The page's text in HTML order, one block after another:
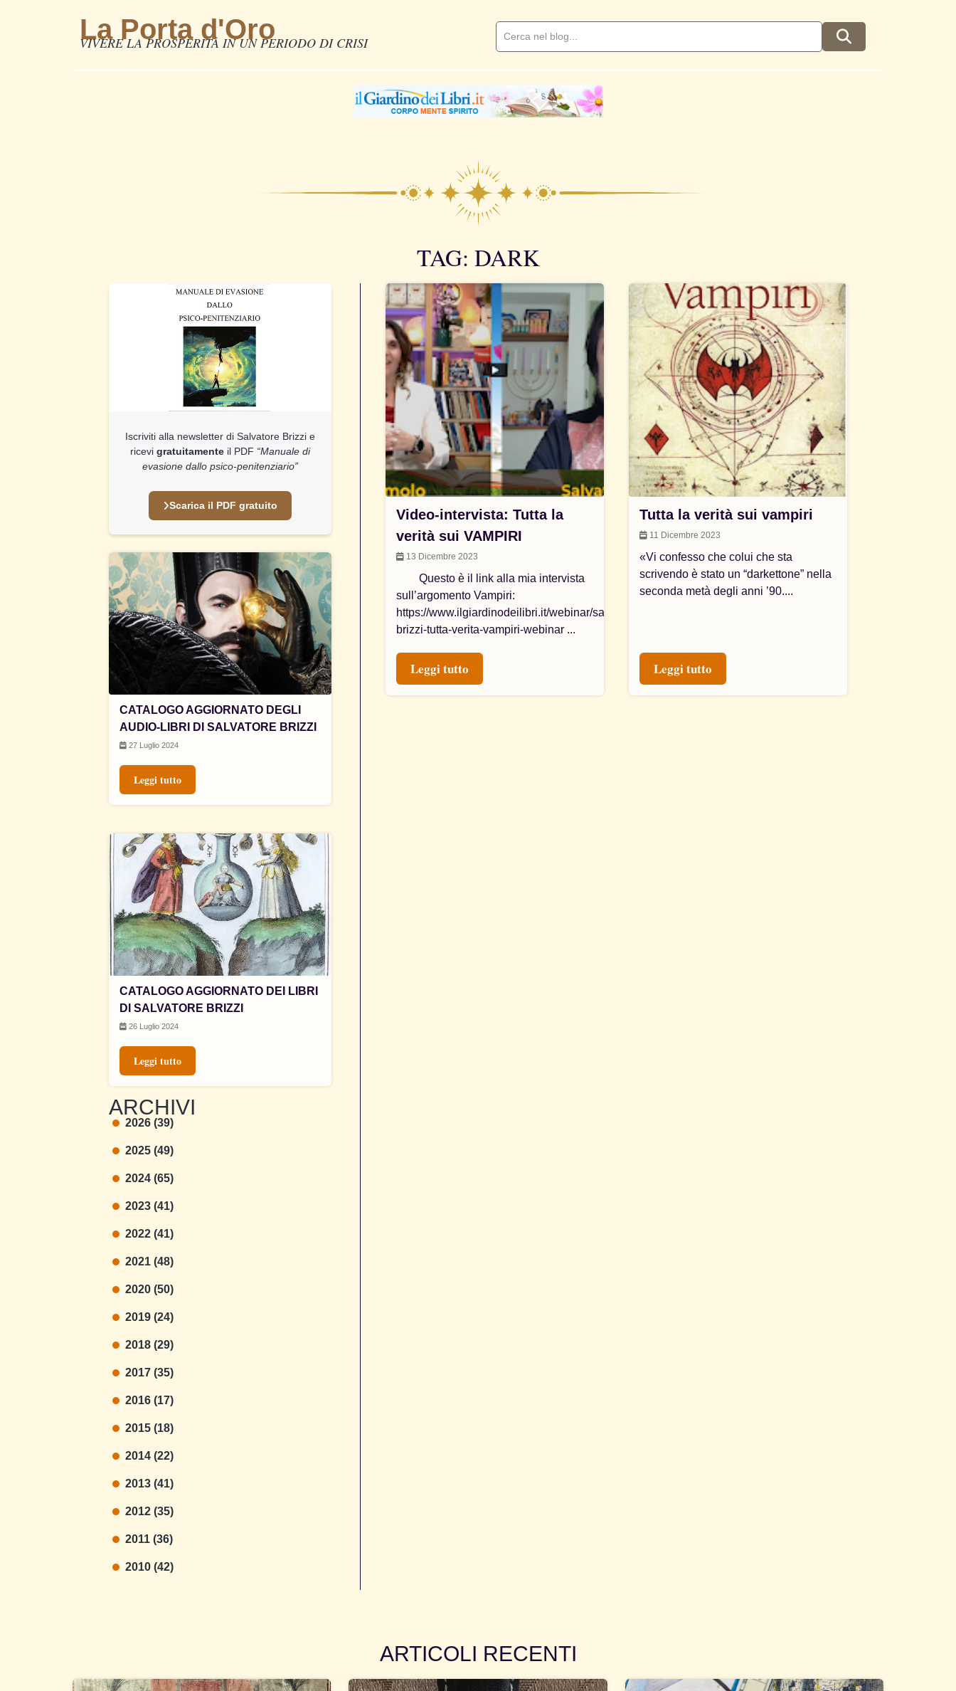
La Porta d'Oro
VIVERE LA PROSPERITÀ IN UN PERIODO DI CRISI
TAG: DARK
Iscriviti alla newsletter di Salvatore Brizzi e
ricevi gratuitamenteil PDF “Manuale di
evasione dallo psico-penitenziario”
Scarica il PDF gratuito
CATALOGO AGGIORNATO DEGLI
AUDIO-LIBRI DI SALVATORE BRIZZI
27 Luglio 2024
Leggi tutto
CATALOGO AGGIORNATO DEI LIBRI
DI SALVATORE BRIZZI
26 Luglio 2024
Leggi tutto
ARCHIVI
2026 (39)
2025 (49)
2024 (65)
2023 (41)
2022 (41)
2021 (48)
2020 (50)
2019 (24)
2018 (29)
2017 (35)
2016 (17)
2015 (18)
2014 (22)
2013 (41)
2012 (35)
2011 (36)
2010 (42)
Video-intervista: Tutta la
verità sui VAMPIRI
13 Dicembre 2023
Questo è il link alla mia intervista
sull’argomento Vampiri:
https://www.ilgiardinodeilibri.it/webinar/salvatore-
brizzi-tutta-verita-vampiri-webinar ...
Leggi tutto
Tutta la verità sui vampiri
11 Dicembre 2023
«Vi confesso che colui che sta
scrivendo è stato un “darkettone” nella
seconda metà degli anni ’90....
Leggi tutto
ARTICOLI RECENTI